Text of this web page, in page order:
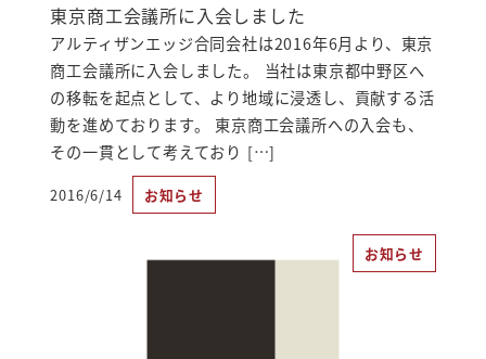
東京商工会議所に入会しました
アルティザンエッジ合同会社は2016年6月より、東京
商工会議所に入会しました。 当社は東京都中野区へ
の移転を起点として、より地域に浸透し、貢献する活
動を進めております。 東京商工会議所への入会も、
その一貫として考えており […]
投稿日
2016/6/14 お知らせ
お知らせ